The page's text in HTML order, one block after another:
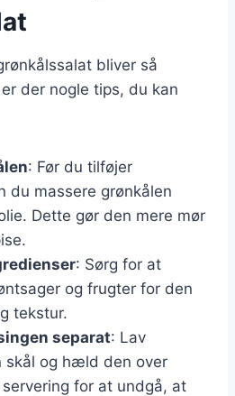
bliver så
der nogle tips, du kan
: Før du tilføjer
du massere grønkålen
Dette gør den mere mør
: Sørg for at
og frugter for den
tekstur.
separat: Lav
skål og hæld den over
for at undgå, at